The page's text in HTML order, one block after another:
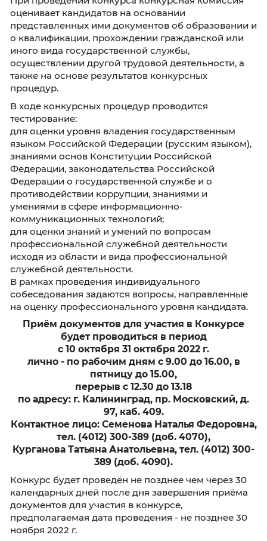
направления по почте или в электронном
использованием федеральной
информационной системы «Единая
информационная система управления
составом государственной гражданской
Российской Федерации» (далее – ЕИСУКС).
Расходы, связанные с участием в конкурсе
к месту проведения конкурса и обратно,
жилого помещения, проживание,
услугами средств связи и другие),
кандидатами за счёт собственных средств.
Гражданин (гражданский служащий) не
допускается к участию в конкурсе в связи с
несоответствием квалификационным
к вакантной должности гражданской
также в связи с ограничениями,
законодательством Российской Федерации
государственной гражданской службе для
поступления на гражданскую службу и её
прохождения.
Несвоевременное представление
представление их не в полном объеме или с
нарушением правил оформления без
уважительной причины являются
отказа в их приеме.
Конкурс заключается в оценке
профессионального уровня кандидатов на
замещение вакантной должности
службы, их соответствия
требованиям к этой должности.
При проведении конкурса конкурсная
оценивает кандидатов на основании
представленных ими документов об
о квалификации, прохождении